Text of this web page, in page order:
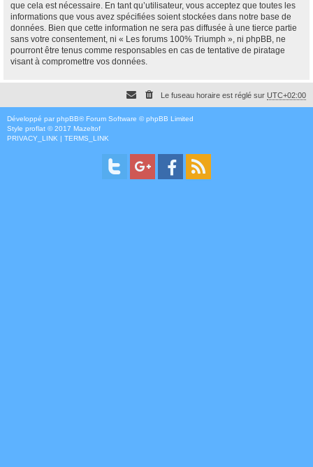
que cela est nécessaire. En tant qu’utilisateur, vous acceptez que toutes les
informations que vous avez spécifiées soient stockées dans notre base de
données. Bien que cette information ne sera pas diffusée à une tierce partie
sans votre consentement, ni « Les forums 100% Triumph », ni phpBB, ne
pourront être tenus comme responsables en cas de tentative de piratage
visant à compromettre vos données.
Le fuseau horaire est réglé sur UTC+02:00
Développé par phpBB® Forum Software © phpBB Limited
Style proflat © 2017 Mazeltof
PRIVACY_LINK | TERMS_LINK